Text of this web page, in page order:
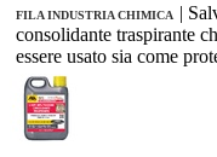
FILA INDUSTRIA CHIMICA |
consolidante traspirante
essere usato sia come